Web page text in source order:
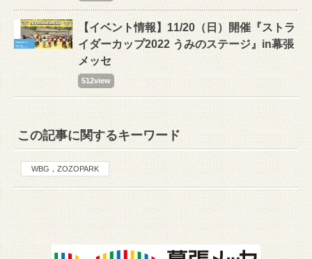
【イベント情報】11/20（日）開催『ストラ
イダーカップ2022 うみのステージ』in幕張
メッセ
512view
この記事に関するキーワード
WBG，ZOZOPARK